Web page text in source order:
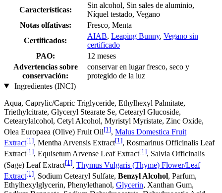
Características:
Sin alcohol, Sin sales de aluminio,
Níquel testado, Vegano
Notas olfativas:
Fresco, Menta
Certificados:
AIAB, Leaping Bunny, Vegano sin
certificado
PAO:
12 meses
Advertencias sobre
conservación:
conservar en lugar fresco, seco y
protegido de la luz
Ingredientes (INCI)
Aqua, Caprylic/Capric Triglyceride, Ethylhexyl Palmitate,
Triethylcitrate, Glyceryl Stearate Se, Cetearyl Glucoside,
Cetearylalcohol, Cetyl Alcohol, Myristyl Myristate, Zinc Oxide,
Olea Europaea (Olive) Fruit Oil[1], Malus Domestica Fruit
Extract[1], Mentha Arvensis Extract[1], Rosmarinus Officinalis Leaf
Extract[1], Equisetum Arvense Leaf Extract[1], Salvia Officinalis
(Sage) Leaf Extract[1], Thymus Vulgaris (Thyme) Flower/Leaf
Extract[1], Sodium Cetearyl Sulfate, Benzyl Alcohol, Parfum,
Ethylhexylglycerin, Phenylethanol, Glycerin, Xanthan Gum,